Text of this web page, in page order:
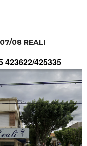
08 REALI
423622/425335